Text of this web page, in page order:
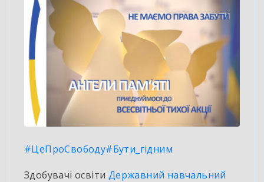
#ЦеПроСвободу#Бути_гідним
Здобувачі освіти Державний навчальний